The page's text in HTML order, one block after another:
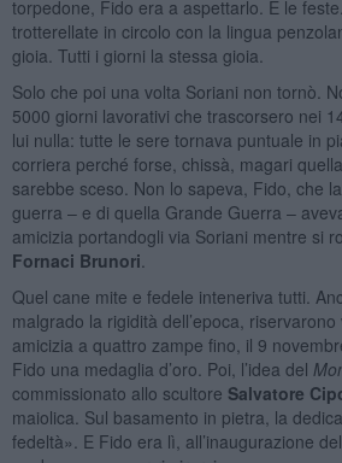
torpedone, Fido era a aspettarlo. E le
trotterellate in circolo con la lingua
gioia. Tutti i giorni la stessa gioia.
Solo che poi una volta Soriani non tornò.
5000 giorni lavorativi che trascorsero nei
lui nulla: tutte le sere tornava puntuale in
corriera perché forse, chissà, magari
sarebbe sceso. Non lo sapeva, Fido, che
guerra – e di quella Grande Guerra –
amicizia portandogli via Soriani mentre si
Fornaci Brunori
Quel cane mite e fedele inteneriva tutti.
malgrado la rigidità dell’epoca, riservarono
amicizia a quattro zampe fino, il 9
Fido una medaglia d’oro. Poi, l’idea del
commissionato allo scultore Salvatore
maiolica. Sul basamento in pietra, la
fedeltà». E Fido era lì, all’inaugurazione